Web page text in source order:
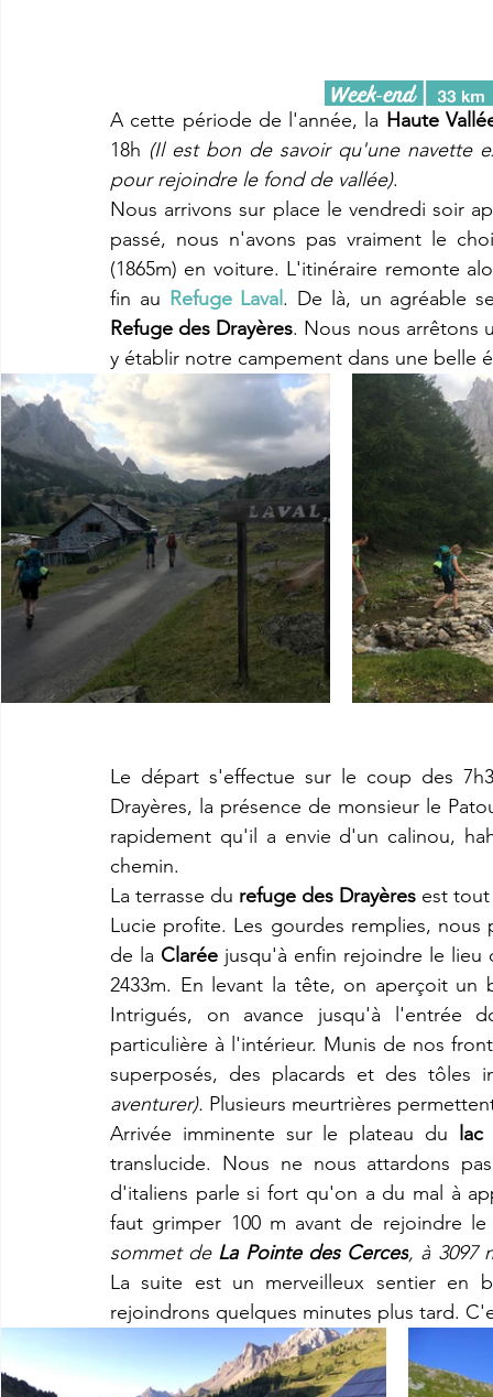
A cette période de l'année, la Haute
18h (Il est bon de savoir qu'une navette
pour rejoindre le fond de vallée).
Nous arrivons sur place le vendredi soir
passé, nous n'avons pas vraiment le
(1865m) en voiture. L'itinéraire remonte
fin au Refuge Laval. De là, un agréable
Refuge des Drayères. Nous nous arrêtons
y établir notre campement dans une belle
Le départ s'effectue sur le coup des
Drayères, la présence de monsieur le
rapidement qu'il a envie d'un calinou,
chemin.
La terrasse du refuge des Drayères est
Lucie profite. Les gourdes remplies,
de la Clarée jusqu'à enfin rejoindre le
2433m. En levant la tête, on aperçoit un
Intrigués, on avance jusqu'à l'entrée
particulière à l'intérieur. Munis de nos
superposés, des placards et des tôles
aventurer). Plusieurs meurtrières
Arrivée imminente sur le plateau du lac
translucide. Nous ne nous attardons
d'italiens parle si fort qu'on a du mal à
faut grimper 100 m avant de rejoindre
sommet de La Pointe des Cerces, à 3097
La suite est un merveilleux sentier en
rejoindrons quelques minutes plus tard.